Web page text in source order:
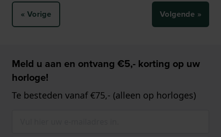
« Vorige Volgende »
Meld u aan en ontvang €5,- korting op uw
horloge!
Te besteden vanaf €75,- (alleen op horloges)